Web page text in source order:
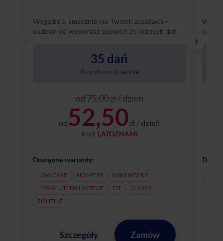
Wygodnie, smacznie, na Twoich zasadach –
codziennie wybierasz spośród 35 różnych dań.
35 dań
do wyboru dziennie
od 75,00 zł / dzień
od52,50zł / dzień
Kod: LATOZNAMI
Dostępne warianty:
LOW CARB NO MEAT
NISKI INDEKS
LESS GLUTEN&LACTOSE
FIT
CLASSIC
ROUTINE
Szczegóły Zamów